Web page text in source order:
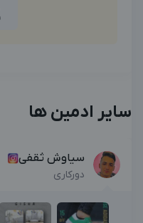
سایر ادمین ها
سیاوش ثقفی
دورکاری